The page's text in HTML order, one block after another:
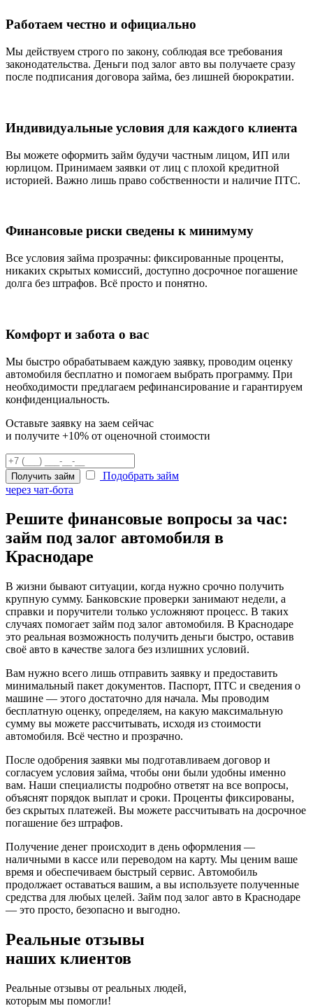
Работаем честно и официально
Мы действуем строго по закону, соблюдая все требования
законодательства. Деньги под залог авто вы получаете сразу
после подписания договора займа, без лишней бюрократии.
Индивидуальные условия для каждого клиента
Вы можете оформить займ будучи частным лицом, ИП или
юрлицом. Принимаем заявки от лиц с плохой кредитной
историей. Важно лишь право собственности и наличие ПТС.
Финансовые риски сведены к минимуму
Все условия займа прозрачны: фиксированные проценты,
никаких скрытых комиссий, доступно досрочное погашение
долга без штрафов. Всё просто и понятно.
Комфорт и забота о вас
Мы быстро обрабатываем каждую заявку, проводим оценку
автомобиля бесплатно и помогаем выбрать программу. При
необходимости предлагаем рефинансирование и гарантируем
конфиденциальность.
Оставьте заявку на заем сейчас
и получите +10% от оценочной стоимости
Получить займ
Подобрать займ
через чат-бота
Решите финансовые вопросы за час:
займ под залог автомобиля в
Краснодаре
В жизни бывают ситуации, когда нужно срочно получить
крупную сумму. Банковские проверки занимают недели, а
справки и поручители только усложняют процесс. В таких
случаях помогает займ под залог автомобиля. В Краснодаре
это реальная возможность получить деньги быстро, оставив
своё авто в качестве залога без излишних условий.
Вам нужно всего лишь отправить заявку и предоставить
минимальный пакет документов. Паспорт, ПТС и сведения о
машине — этого достаточно для начала. Мы проводим
бесплатную оценку, определяем, на какую максимальную
сумму вы можете рассчитывать, исходя из стоимости
автомобиля. Всё честно и прозрачно.
После одобрения заявки мы подготавливаем договор и
согласуем условия займа, чтобы они были удобны именно
вам. Наши специалисты подробно ответят на все вопросы,
объяснят порядок выплат и сроки. Проценты фиксированы,
без скрытых платежей. Вы можете рассчитывать на досрочное
погашение без штрафов.
Получение денег происходит в день оформления —
наличными в кассе или переводом на карту. Мы ценим ваше
время и обеспечиваем быстрый сервис. Автомобиль
продолжает оставаться вашим, а вы используете полученные
средства для любых целей. Займ под залог авто в Краснодаре
— это просто, безопасно и выгодно.
Реальные отзывы
наших клиентов
Реальные отзывы от реальных людей,
которым мы помогли!